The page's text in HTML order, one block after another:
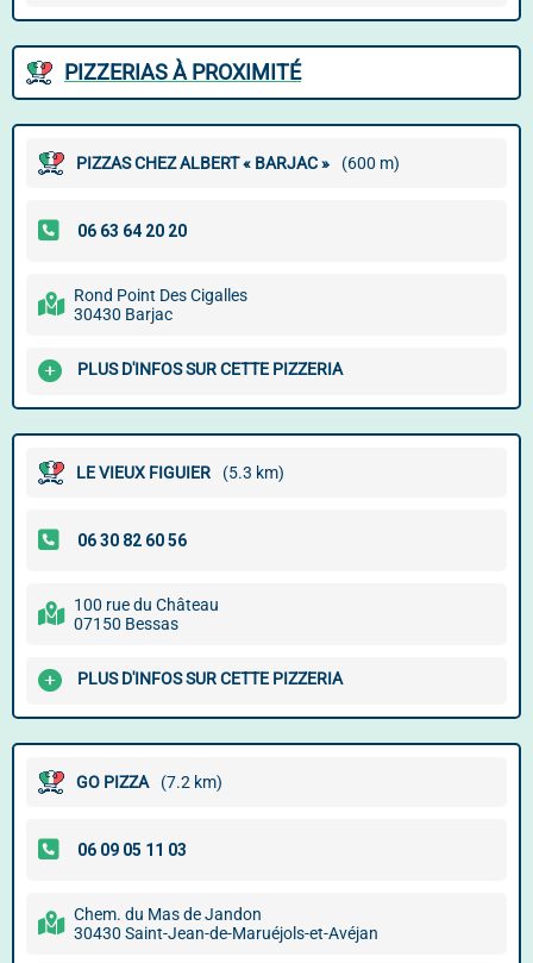
PIZZERIAS À PROXIMITÉ
PIZZAS CHEZ ALBERT « BARJAC » (600 m)
Rond Point Des Cigalles
30430 Barjac
PLUS D'INFOS SUR CETTE PIZZERIA
LE VIEUX FIGUIER (5.3 km)
100 rue du Château
07150 Bessas
PLUS D'INFOS SUR CETTE PIZZERIA
GO PIZZA (7.2 km)
Chem. du Mas de Jandon
30430 Saint-Jean-de-Maruéjols-et-Avéjan